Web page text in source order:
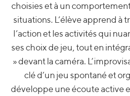
choisies et à un
situations. L’élève apprend à
l’action et les activités qui
ses choix de jeu, tout en
» devant la caméra.
clé d’un jeu spontané et
développe une écoute active